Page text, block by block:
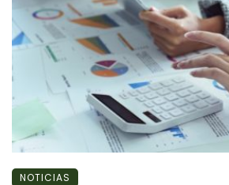
NOTICIAS